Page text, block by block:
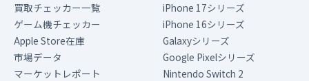
買取チェッカー一覧
ゲーム機チェッカー
Apple Store在庫
市場データ
マーケットレポート
iPhone 17シリーズ
iPhone 16シリーズ
Galaxyシリーズ
Google Pixelシリーズ
Nintendo Switch 2